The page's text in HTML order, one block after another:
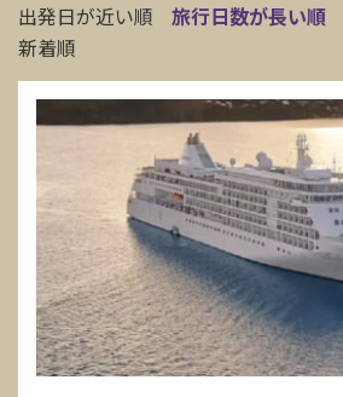
出発日が近い順
旅行日数が長い順
新着順